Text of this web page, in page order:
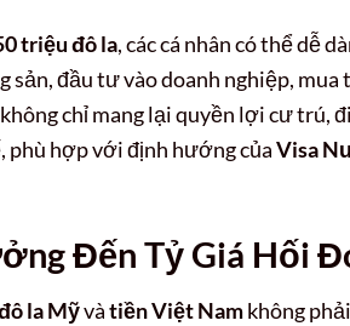
triệu đô la, các cá nhân có thể dễ
sản, đầu tư vào doanh nghiệp,
chỉ mang lại quyền lợi cư trú,
phù hợp với định hướng củaVisa
Đến Tỷ Giá Hối
la Mỹvàtiền Việt Namkhông